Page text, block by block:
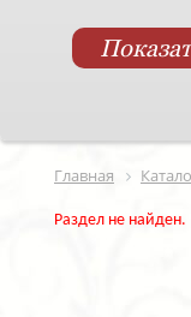
Главная
Раздел не найден.